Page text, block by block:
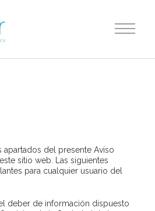
apartados del presente Aviso
sitio web. Las siguientes
para cualquier usuario del
deber de información dispuesto